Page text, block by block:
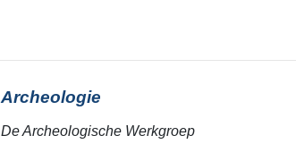
Archeologie
De Archeologische Werkgroep